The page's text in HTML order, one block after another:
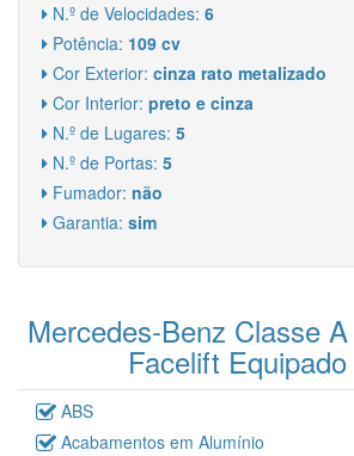
N.º de Velocidades: 6
Potência: 109 cv
Cor Exterior: cinza rato metalizado
Cor Interior: preto e cinza
N.º de Lugares: 5
N.º de Portas: 5
Fumador: não
Garantia: sim
Mercedes-Benz Classe
Facelift
ABS
Acabamentos em Alumínio